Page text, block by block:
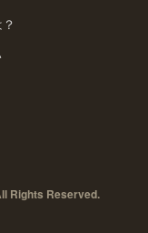
Rights Reserved.